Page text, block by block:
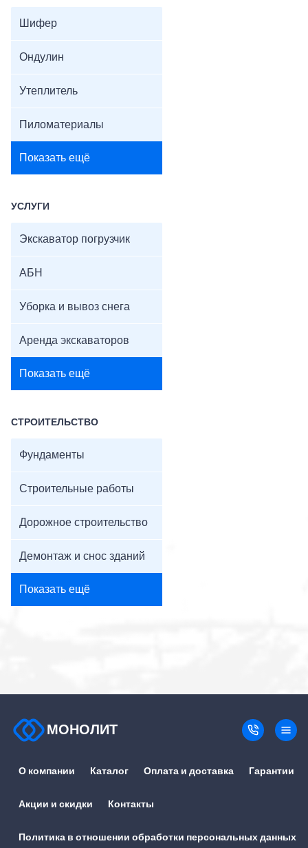
Шифер
Ондулин
Утеплитель
Пиломатериалы
Показать ещё
УСЛУГИ
Экскаватор погрузчик
АБН
Уборка и вывоз снега
Аренда экскаваторов
Показать ещё
СТРОИТЕЛЬСТВО
Фундаменты
Строительные работы
Дорожное строительство
Демонтаж и снос зданий
Показать ещё
МОНОЛИТ
О компании Каталог Оплата и доставка Гарантии
Акции и скидки Контакты
Политика в отношении обработки персональных данных